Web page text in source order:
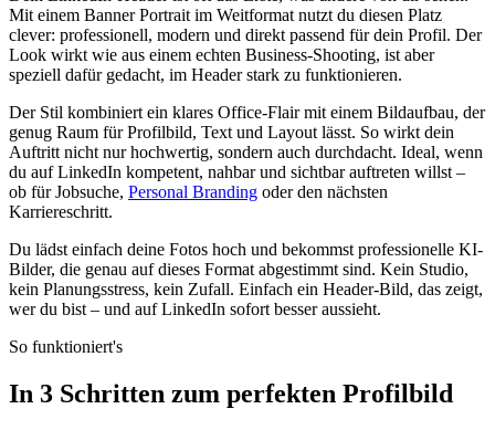
Mit einem Banner Portrait im Weitformat nutzt du diesen Platz
clever: professionell, modern und direkt passend für dein Profil. Der
Look wirkt wie aus einem echten Business-Shooting, ist aber
speziell dafür gedacht, im Header stark zu funktionieren.
Der Stil kombiniert ein klares Office-Flair mit einem Bildaufbau, der
genug Raum für Profilbild, Text und Layout lässt. So wirkt dein
Auftritt nicht nur hochwertig, sondern auch durchdacht. Ideal, wenn
du auf LinkedIn kompetent, nahbar und sichtbar auftreten willst –
ob für Jobsuche, Personal Branding oder den nächsten
Karriereschritt.
Du lädst einfach deine Fotos hoch und bekommst professionelle KI-
Bilder, die genau auf dieses Format abgestimmt sind. Kein Studio,
kein Planungsstress, kein Zufall. Einfach ein Header-Bild, das zeigt,
wer du bist – und auf LinkedIn sofort besser aussieht.
So funktioniert's
In 3 Schritten zum perfekten Profilbild